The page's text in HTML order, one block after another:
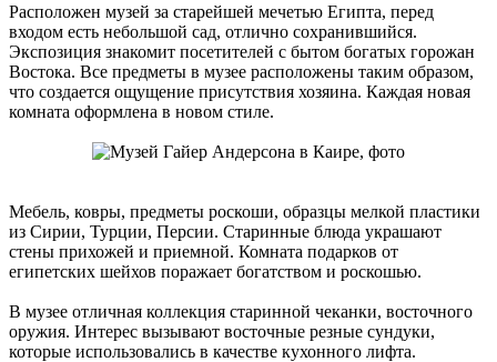
Расположен музей за старейшей мечетью Египта, перед
входом есть небольшой сад, отлично сохранившийся.
Экспозиция знакомит посетителей с бытом богатых горожан
Востока. Все предметы в музее расположены таким образом,
что создается ощущение присутствия хозяина. Каждая новая
комната оформлена в новом стиле.
Мебель, ковры, предметы роскоши, образцы мелкой пластики
из Сирии, Турции, Персии. Старинные блюда украшают
стены прихожей и приемной. Комната подарков от
египетских шейхов поражает богатством и роскошью.
В музее отличная коллекция старинной чеканки, восточного
оружия. Интерес вызывают восточные резные сундуки,
которые использовались в качестве кухонного лифта.